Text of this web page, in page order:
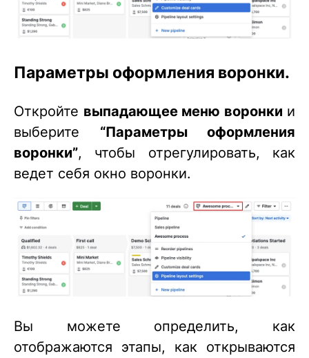
Параметры оформления воронки.
Откройте выпадающее меню воронки и
выберите “Параметры оформления
воронки”, чтобы отрегулировать, как
ведет себя окно воронки.
Вы можете определить, как
отображаются этапы, как открываются